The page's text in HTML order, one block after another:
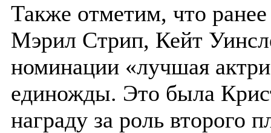
Также отметим, что
Мэрил Стрип, Кейт
номинации «лучшая
единожды. Это была
награду за роль второго